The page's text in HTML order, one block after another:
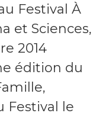
Festival À
et Sciences,
2014
édition du
Festival le